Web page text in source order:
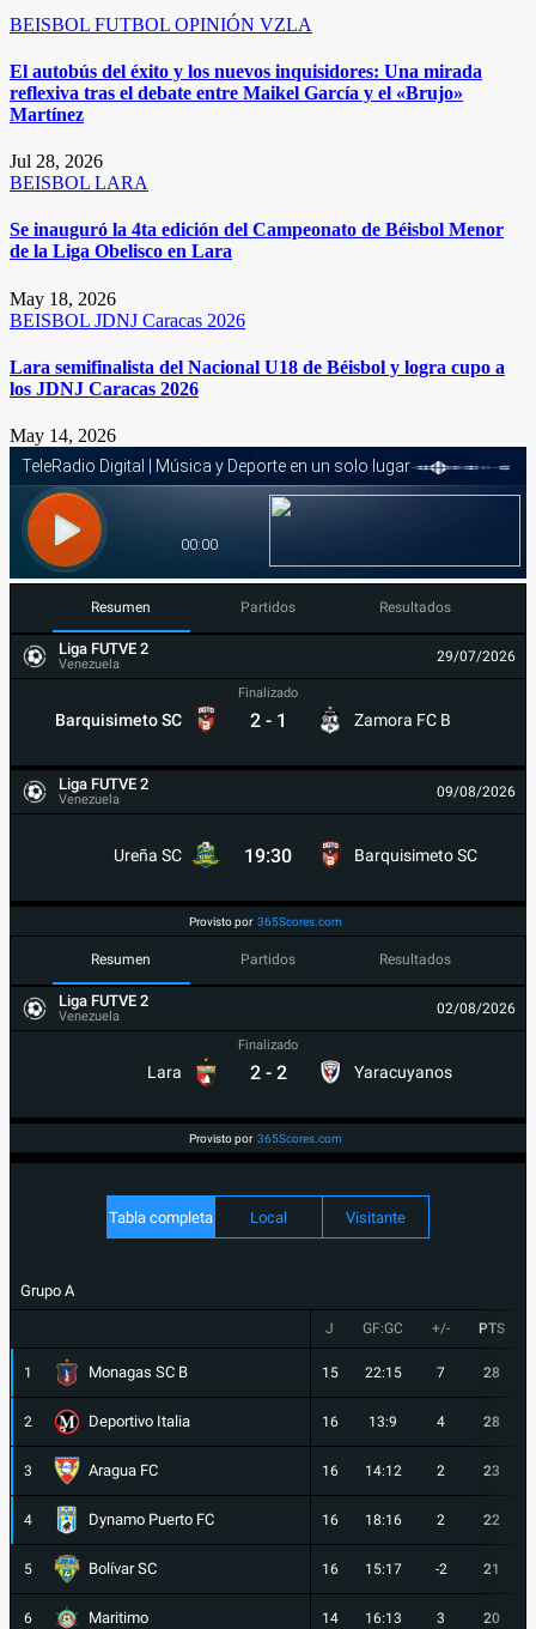
BEISBOL FUTBOL OPINIÓN VZLA
El autobús del éxito y los nuevos inquisidores: Una mirada
reflexiva tras el debate entre Maikel García y el «Brujo»
Martínez
Jul 28, 2026
BEISBOL LARA
Se inauguró la 4ta edición del Campeonato de Béisbol Menor
de la Liga Obelisco en Lara
May 18, 2026
BEISBOL JDNJ Caracas 2026
Lara semifinalista del Nacional U18 de Béisbol y logra cupo a
los JDNJ Caracas 2026
May 14, 2026
Resumen Partidos Resultados
Liga FUTVE 2
Venezuela 29/07/2026
Barquisimeto SC
Finalizado
2 - 1 Zamora FC B
Liga FUTVE 2
Venezuela 09/08/2026
Ureña SC 19:30 Barquisimeto SC
Provisto por 365Scores.com
Resumen Partidos Resultados
Liga FUTVE 2
Venezuela 02/08/2026
Lara
Finalizado
2 - 2 Yaracuyanos
Provisto por 365Scores.com
Tabla completa Local Visitante
Grupo A
J GF:GC +/- PTS
1 Monagas SC B 15 22:15 7 28
2 Deportivo Italia 16 13:9 4 28
3 Aragua FC 16 14:12 2 23
4 Dynamo Puerto FC 16 18:16 2 22
5 Bolívar SC 16 15:17 -2 21
6 Maritimo 14 16:13 3 20